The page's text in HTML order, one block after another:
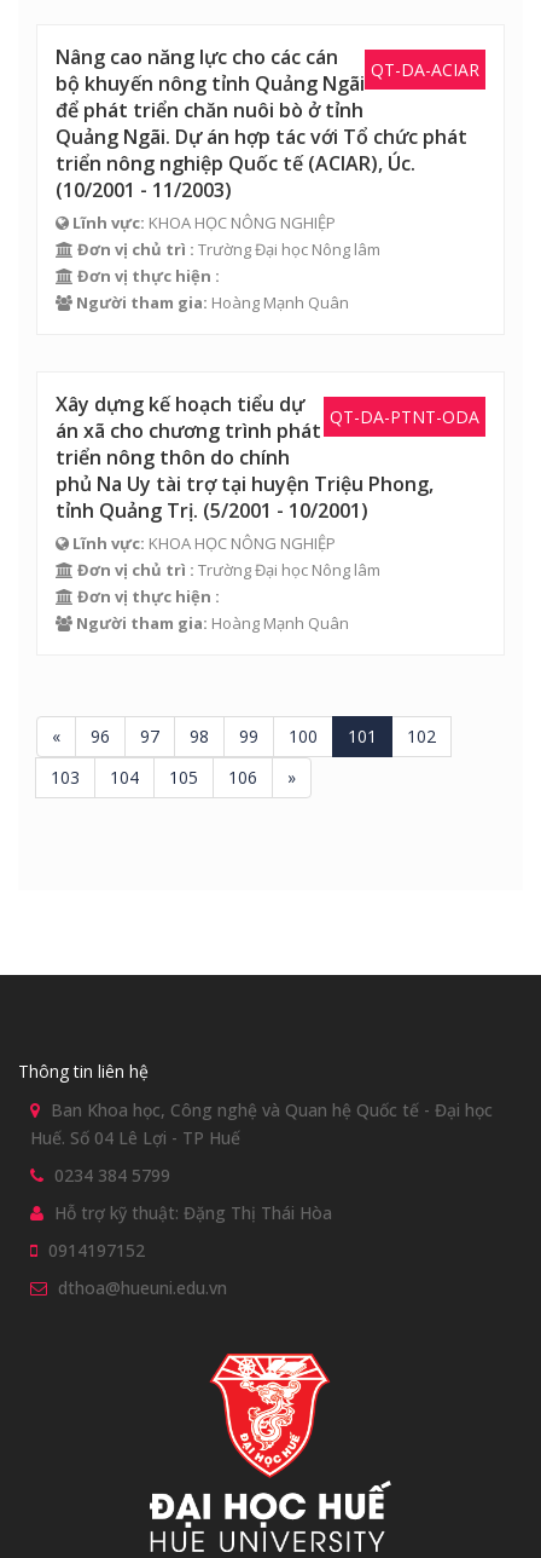
QT-DA-ACIAR
Nâng cao năng lực cho các cán
bộ khuyến nông tỉnh Quảng Ngãi
để phát triển chăn nuôi bò ở tỉnh
Quảng Ngãi. Dự án hợp tác với Tổ chức phát
triển nông nghiệp Quốc tế (ACIAR), Úc.
(10/2001 - 11/2003)
Lĩnh vực: KHOA HỌC NÔNG NGHIỆP
Đơn vị chủ trì : Trường Đại học Nông lâm
Đơn vị thực hiện :
Người tham gia: Hoàng Mạnh Quân
QT-DA-PTNT-ODA
Xây dựng kế hoạch tiểu dự
án xã cho chương trình phát
triển nông thôn do chính
phủ Na Uy tài trợ tại huyện Triệu Phong,
tỉnh Quảng Trị. (5/2001 - 10/2001)
Lĩnh vực: KHOA HỌC NÔNG NGHIỆP
Đơn vị chủ trì : Trường Đại học Nông lâm
Đơn vị thực hiện :
Người tham gia: Hoàng Mạnh Quân
« 96 97 98 99 100 101
102
103
104 105 106 »
Thông tin liên hệ
Ban Khoa học, Công nghệ và Quan hệ Quốc tế - Đại học
Huế. Số 04 Lê Lợi - TP Huế
0234 384 5799
Hỗ trợ kỹ thuật: Đặng Thị Thái Hòa
0914197152
dthoa@hueuni.edu.vn